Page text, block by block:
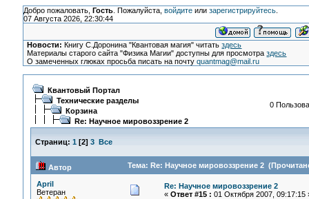
Добро пожаловать, Гость. Пожалуйста, войдитеили зарегистрируйтесь.
07 Августа 2026, 22:30:44
Новости: Книгу С.Доронина "Квантовая магия" читатьздесь
Материалы старого сайта "Физика Магии" доступны для просмотраздесь
О замеченных глюках просьба писать на почтуquantmag@mail.ru
Квантовый Портал
Технические разделы
Корзина
Re: Научное мировоззрение 2
0
Страниц: 1 [2] 3 Все
Автор Тема: Re: Научное мировоззрение 2
April
Ветеран
Re: Научное мировоззрение 2
« Ответ #15 : 01 Октября 2007, 09:17:15